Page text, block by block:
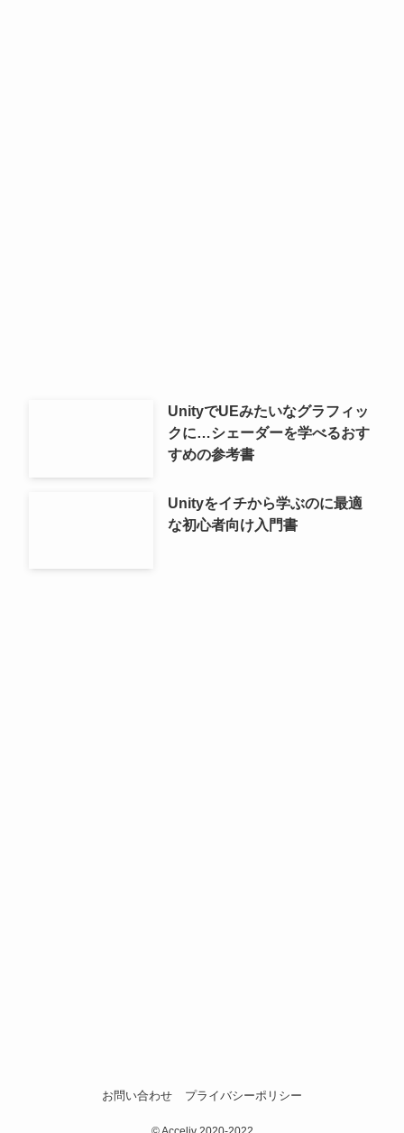
UnityでUEみたいなグラフィッ
クに…シェーダーを学べるおす
すめの参考書
Unityをイチから学ぶのに最適
な初心者向け入門書
お問い合わせ プライバシーポリシー